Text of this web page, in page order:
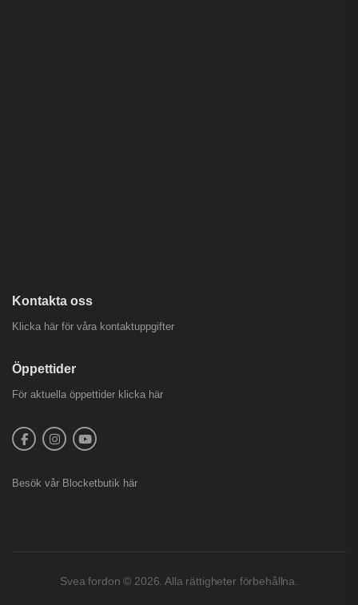
Kontakta oss
Klicka här för våra kontaktuppgifter
Öppettider
För aktuella öppettider klicka här
Besök vår Blocketbutik här
Svea fordon © 2026. Alla rättigheter förbehållna.